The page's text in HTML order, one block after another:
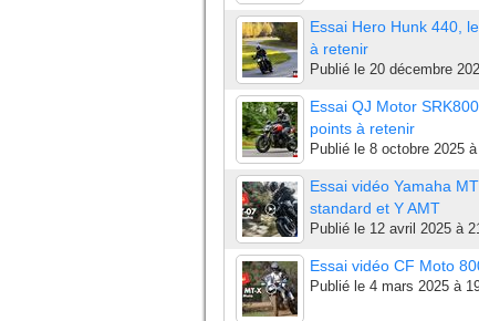
Essai Hero Hunk 440,
à retenir
Publié le 20 décembre
Essai QJ Motor
points à retenir
Publié le 8 octobre 2025
Essai vidéo Yamaha
standard et Y AMT
Publié le 12 avril 2025 à
Essai vidéo CF Moto
Publié le 4 mars 2025 à